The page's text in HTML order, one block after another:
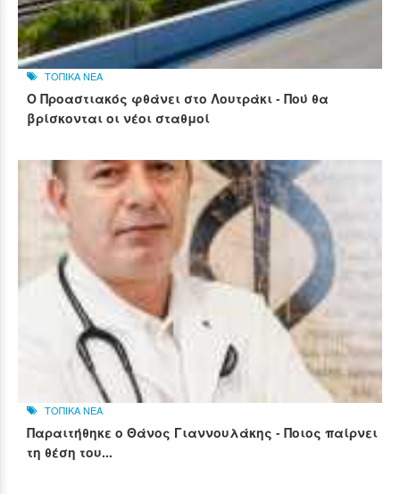
ΤΟΠΙΚΑ ΝΕΑ
Ο Προαστιακός φθάνει στο Λουτράκι - Πού θα
βρίσκονται οι νέοι σταθμοί
ΤΟΠΙΚΑ ΝΕΑ
Παραιτήθηκε ο Θάνος Γιαννουλάκης - Ποιος παίρνει
τη θέση του...